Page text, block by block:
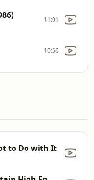
11:01
10:56
to Do with It